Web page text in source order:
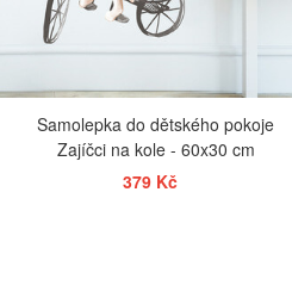
Samolepka do dětského pokoje
Zajíčci na kole - 60x30 cm
379 Kč